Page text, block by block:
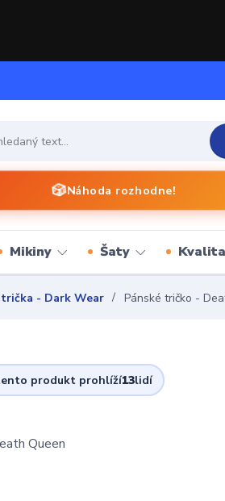
🎲Náhoda rozhodne!
Mikiny Šaty
trička - Dark Wear Pánské tričko -
produkt prohlíží13lidí